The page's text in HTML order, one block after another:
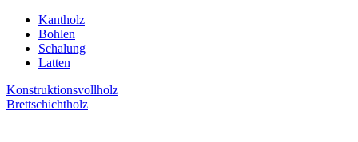
Kantholz
Bohlen
Schalung
Latten
Konstruktionsvollholz
Brettschichtholz